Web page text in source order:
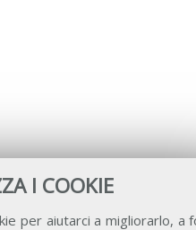
I COOKIE
per aiutarci a migliorarlo, a